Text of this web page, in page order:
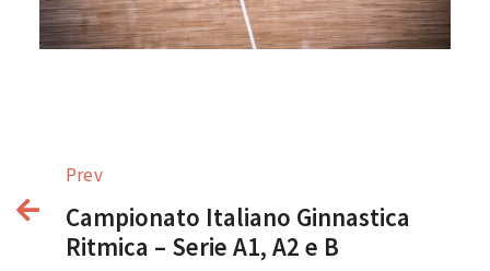
Prev
Campionato Italiano Ginnastica
Ritmica – Serie A1, A2 e B